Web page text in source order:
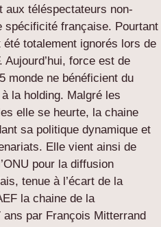
aux téléspectateurs non-
spécificité française. Pourtant
été totalement ignorés lors de
Aujourd’hui, force est de
monde ne bénéficient du
la holding. Malgré les
elle se heurte, la chaine
sa politique dynamique et
Elle vient ainsi de
pour la diffusion
tenue à l’écart de la
la chaine de la
par François Mitterrand